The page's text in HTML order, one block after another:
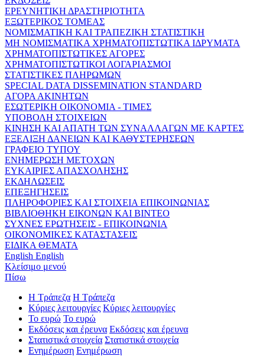
ΕΡΕΥΝΗΤΙΚΗ ΔΡΑΣΤΗΡΙΟΤΗΤΑ
ΕΞΩΤΕΡΙΚΟΣ ΤΟΜΕΑΣ
ΝΟΜΙΣΜΑΤΙΚΗ ΚΑΙ ΤΡΑΠΕΖΙΚΗ ΣΤΑΤΙΣΤΙΚΗ
ΜΗ ΝΟΜΙΣΜΑΤΙΚΑ ΧΡΗΜΑΤΟΠΙΣΤΩΤΙΚΑ ΙΔΡΥΜΑΤΑ
ΧΡΗΜΑΤΟΠΙΣΤΩΤΙΚΕΣ ΑΓΟΡΕΣ
ΧΡΗΜΑΤΟΠΙΣΤΩΤΙΚΟΙ ΛΟΓΑΡΙΑΣΜΟΙ
ΣΤΑΤΙΣΤΙΚΕΣ ΠΛΗΡΩΜΩΝ
SPECIAL DATA DISSEMINATION STANDARD
ΑΓΟΡΑ ΑΚΙΝΗΤΩΝ
ΕΣΩΤΕΡΙΚΗ ΟΙΚΟΝΟΜΙΑ - ΤΙΜΕΣ
ΥΠΟΒΟΛΗ ΣΤΟΙΧΕΙΩΝ
ΚΙΝΗΣΗ ΚΑΙ ΑΠΑΤΗ ΤΩΝ ΣΥΝΑΛΛΑΓΩΝ ΜΕ ΚΑΡΤΕΣ
ΕΞΕΛΙΞΗ ΔΑΝΕΙΩΝ ΚΑΙ ΚΑΘΥΣΤΕΡΗΣΕΩΝ
ΓΡΑΦΕΙΟ ΤΥΠΟΥ
ΕΝΗΜΕΡΩΣΗ ΜΕΤΟΧΩΝ
ΕΥΚΑΙΡΙΕΣ ΑΠΑΣΧΟΛΗΣΗΣ
ΕΚΔΗΛΩΣΕΙΣ
ΕΠΕΞΗΓΗΣΕΙΣ
ΠΛΗΡΟΦΟΡΙΕΣ ΚΑΙ ΣΤΟΙΧΕΙΑ ΕΠΙΚΟΙΝΩΝΙΑΣ
ΒΙΒΛΙΟΘΗΚΗ ΕΙΚΟΝΩΝ ΚΑΙ ΒΙΝΤΕΟ
ΣΥΧΝΕΣ ΕΡΩΤΗΣΕΙΣ - ΕΠΙΚΟΙΝΩΝΙΑ
ΟΙΚΟΝΟΜΙΚΕΣ ΚΑΤΑΣΤΑΣΕΙΣ
ΕΙΔΙΚΑ ΘΕΜΑΤΑ
English English
Κλείσιμο μενού
Πίσω
Η Τράπεζα Η Τράπεζα
Κύριες λειτουργίες Κύριες λειτουργίες
Το ευρώ Το ευρώ
Εκδόσεις και έρευνα Εκδόσεις και έρευνα
Στατιστικά στοιχεία Στατιστικά στοιχεία
Ενημέρωση Ενημέρωση